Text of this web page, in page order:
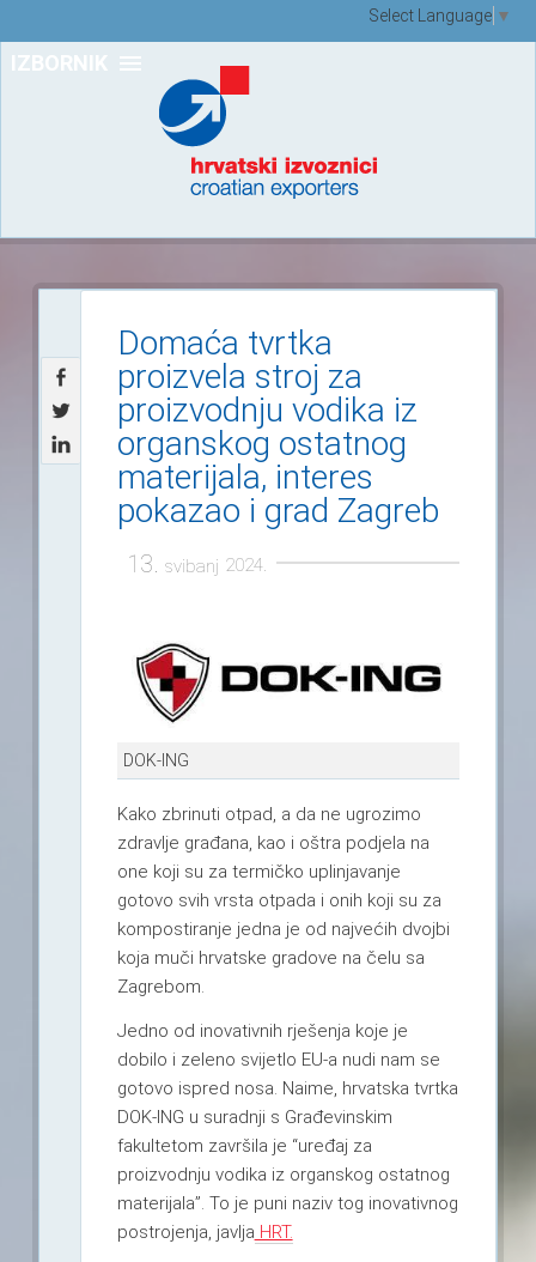
IZBORNIK
Select Language ▼
Domaća tvrtka
proizvela stroj za
proizvodnju vodika iz
organskog ostatnog
materijala, interes
pokazao i grad Zagreb
13. svibanj 2024.
DOK-ING
Kako zbrinuti otpad, a da ne ugrozimo
zdravlje građana, kao i oštra podjela na
one koji su za termičko uplinjavanje
gotovo svih vrsta otpada i onih koji su za
kompostiranje jedna je od najvećih dvojbi
koja muči hrvatske gradove na čelu sa
Zagrebom.
Jedno od inovativnih rješenja koje je
dobilo i zeleno svijetlo EU-a nudi nam se
gotovo ispred nosa. Naime, hrvatska tvrtka
DOK-ING u suradnji s Građevinskim
fakultetom završila je “uređaj za
proizvodnju vodika iz organskog ostatnog
materijala”. To je puni naziv tog inovativnog
postrojenja, javlja HRT.